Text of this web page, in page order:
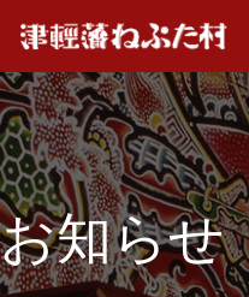
お知らせ